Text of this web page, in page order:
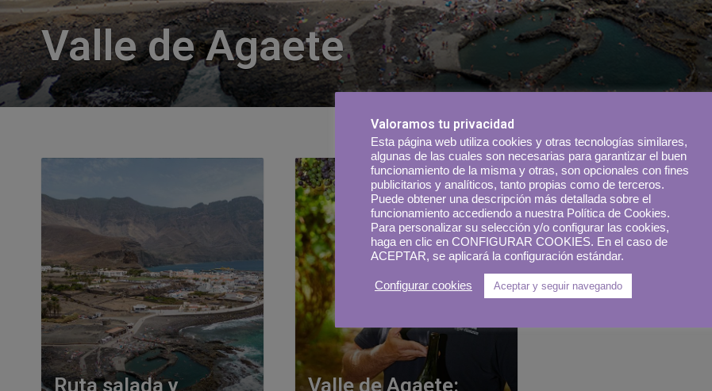
Valle de Agaete
Ruta salada y Valle de Agaete:
Valoramos tu privacidad
Esta página web utiliza cookies y otras tecnologías similares,
algunas de las cuales son necesarias para garantizar el buen
funcionamiento de la misma y otras, son opcionales con fines
publicitarios y analíticos, tanto propias como de terceros.
Puede obtener una descripción más detallada sobre el
funcionamiento accediendo a nuestra Política de Cookies.
Para personalizar su selección y/o configurar las cookies,
haga en clic en CONFIGURAR COOKIES. En el caso de
ACEPTAR, se aplicará la configuración estándar.
Configurar cookies Aceptar y seguir navegando